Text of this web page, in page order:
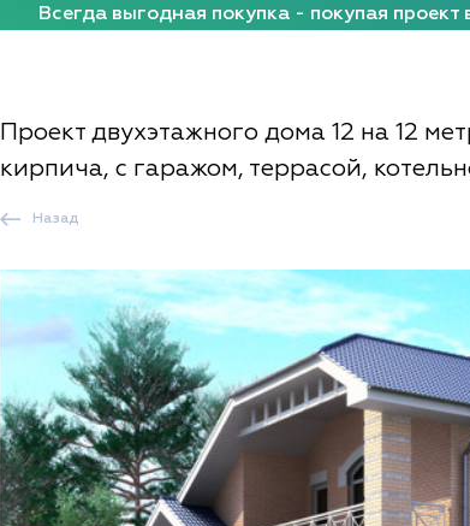
Всегда выгодная покупка - покупая
Проект двухэтажного дома 12 на 12
кирпича, с гаражом, террасой,
Назад